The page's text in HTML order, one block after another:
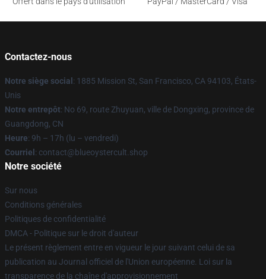
Contactez-nous
Notre siège social : 1885 Mission St, San Francisco, CA 94103, États-
Unis
Notre entrepôt: No 69, route Zhuyuan, ville de Dongxing, province de
Guangdong, CN
Heure: 9h – 17h (lu – vendredi)
Courriel : contact@blueoystercult.shop
Notre société
Sur nous
Conditions générales
Politiques de confidentialité
DMCA - Politique sur le droit d'auteur
Le présent règlement entre en vigueur le jour suivant celui de sa
publication au Journal officiel de l'Union européenne. Loi sur la
transparence de la chaîne d'approvisionnement